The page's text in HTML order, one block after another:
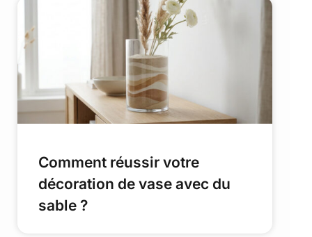
Comment réussir votre
décoration de vase avec du
sable ?